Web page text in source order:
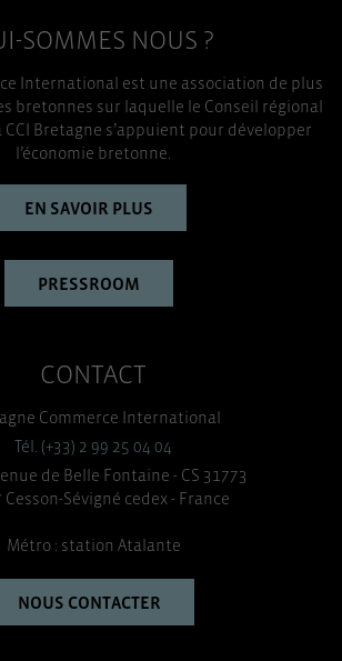
SOMMES NOUS ?
International est une association de plus
bretonnes sur laquelle le Conseil régional
Bretagne s’appuient pour développer
l’économie bretonne.
EN SAVOIR PLUS
PRESSROOM
CONTACT
Commerce International
Tél. (+33) 2 99 25 04 04
de Belle Fontaine - CS 31773
Cesson-Sévigné cedex - France
Métro : station Atalante
NOUS CONTACTER